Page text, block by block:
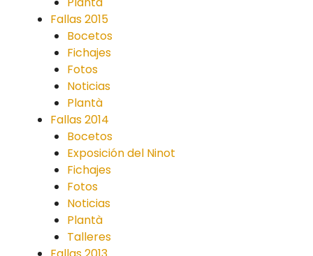
Fallas 2015
Bocetos
Fichajes
Fotos
Noticias
Plantà
Fallas 2014
Bocetos
Exposición del Ninot
Fichajes
Fotos
Noticias
Plantà
Talleres